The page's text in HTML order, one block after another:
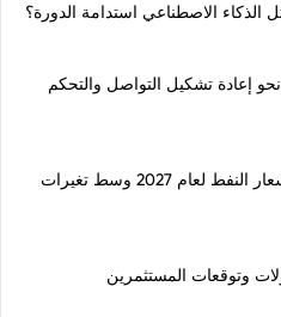
الذكاء الاصطناعي استدامة الدورة؟
إعادة تشكيل التواصل والتحكم
جولدمان ساكس يخفض توقعات أسعار النفط لعام 2027 وسط تغيرات
وتوقعات المستثمرين